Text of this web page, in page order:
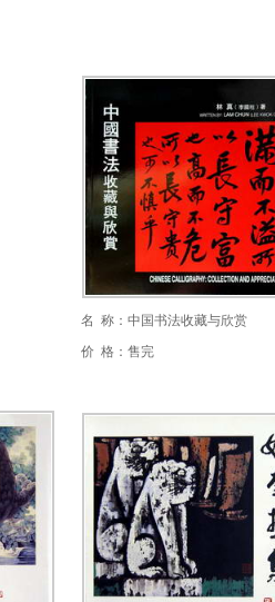
名 称：中国书法收藏与欣赏
价 格：售完